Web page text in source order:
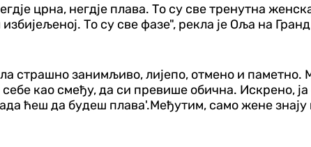
црна, негдје плава. То су све тренутна
избијељеној. То су све фазе", рекла је Оља на
страшно занимљиво, лијепо, отмено и
као смеђу, да си превише обична. Искрено,
ћеш да будеш плава'.Међутим, само жене знају